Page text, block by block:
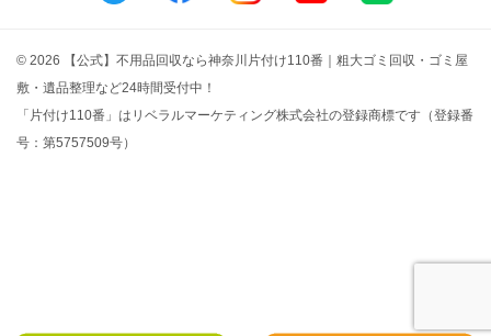
© 2026 【公式】不用品回収なら神奈川片付け110番｜粗大ゴミ回収・ゴミ屋
敷・遺品整理など24時間受付中！
「片付け110番」はリベラルマーケティング株式会社の登録商標です（登録番
号：第5757509号）